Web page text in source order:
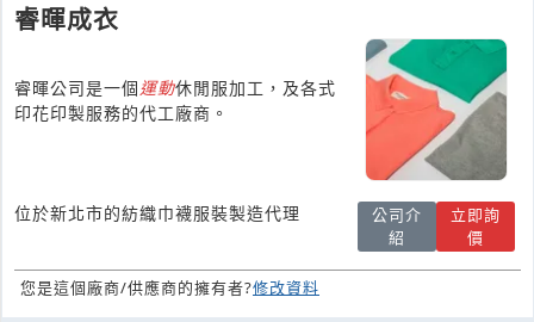
睿暉成衣
睿暉公司是一個運動休閒服加工，及各式
印花印製服務的代工廠商。
位於新北市的紡織巾襪服裝製造代理
公司介
紹
立即詢
價
您是這個廠商/供應商的擁有者?修改資料